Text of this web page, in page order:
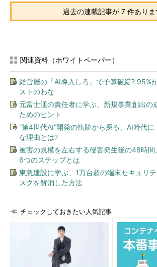
ールが必要）。
イズは約890Mbytes）
Windows Server 2012 R2向けUpdate
ズは約890Mbytes）
3つ目の更新プログラムはWindows Server
（x64システム向けWindows 8.1 Updateの更
じ）。これを適用するとWindows 8.1 Update
加される。ただしWindows Server 2012 R2で
プリを使うにはいくらか準備が必要である。
TIPS「TIPS「Windows Server 2012で
を利用する」を参照のこと。
プログラムの1つであり、今後リリースされる
どは、これが適用されていることが前提とな
限りインストールしておこう。今後は、市販
品においても、あらかじめこの更新プログラ
に置き換わっていく予定である。
過去の連載記事が 7 件ありま
関連資料（ホワイトペーパー）
経営層の「AI導入しろ」で予算破綻? 95%
ストのわな
元富士通の責任者に学ぶ、新規事業創出の
ためのヒント
“第4世代AI”開発の軌跡から探る、AI時代
な理由とは?
被害の規模を左右する侵害発生後の48時間
6つのステップとは
東急建設に学ぶ、1万台超の端末セキュリ
スクを解消した方法
チェックしておきたい人気記事